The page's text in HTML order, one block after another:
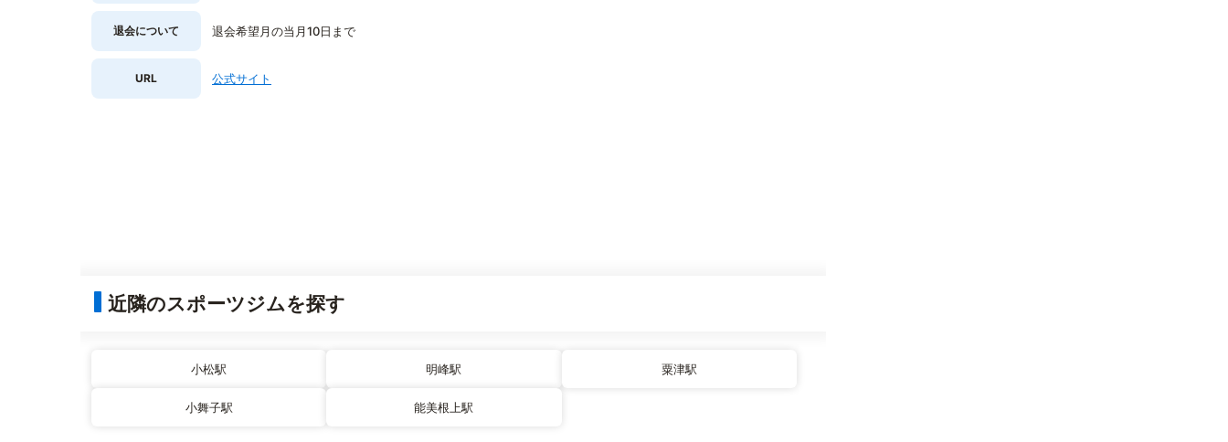
退会について 退会希望月の当月10日まで
URL 公式サイト
近隣のスポーツジムを探す
小松駅 明峰駅 粟津駅
小舞子駅 能美根上駅